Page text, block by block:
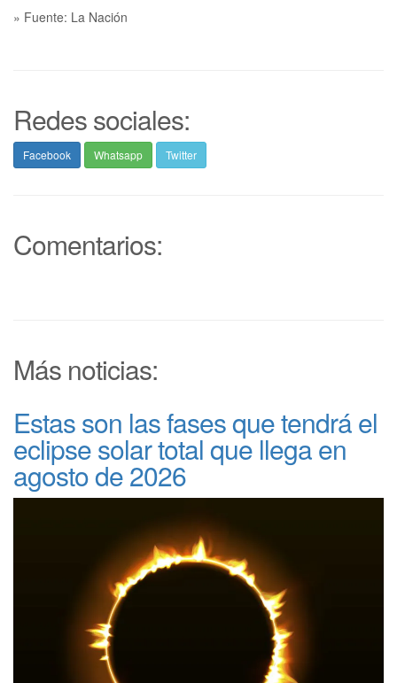
» Fuente: La Nación
Redes sociales:
Facebook Whatsapp Twitter
Comentarios:
Más noticias:
Estas son las fases que tendrá el
eclipse solar total que llega en
agosto de 2026